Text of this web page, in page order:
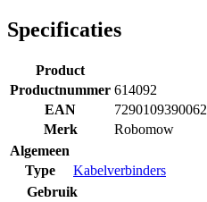
Specificaties
Product
Productnummer 614092
EAN
7290109390062
Merk
Robomow
Algemeen
Type
Kabelverbinders
Gebruik